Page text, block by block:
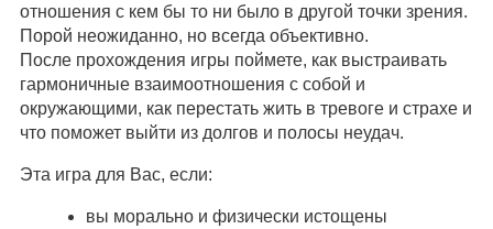
отношения с кем бы то ни было в другой точки зрения.
Порой неожиданно, но всегда объективно.
После прохождения игры поймете, как выстраивать
гармоничные взаимоотношения с собой и
окружающими, как перестать жить в тревоге и страхе и
что поможет выйти из долгов и полосы неудач.
Эта игра для Вас, если:
вы морально и физически истощены